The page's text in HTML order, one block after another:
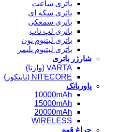
باتری ساعت
باتری سکه ای
باتری سمعکی
باتری لپ تاپ
باتری لیتیوم یون
باتری لیتیوم پلیمر
شارژر باتری
VARTA (وارتا)
NITECORE (نایتکور)
پاوربانک
10000mAh
15000mAh
20000mAh
WIRELESS
چراغ قوه